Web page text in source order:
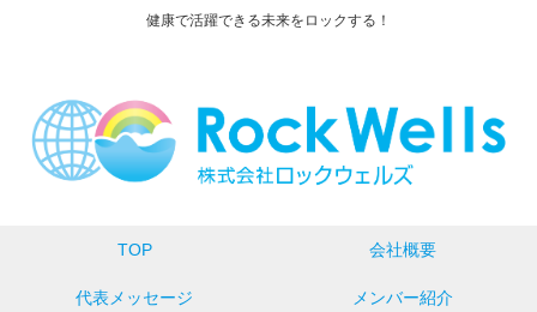
健康で活躍できる未来をロックする！
TOP 会社概要
代表メッセージ メンバー紹介